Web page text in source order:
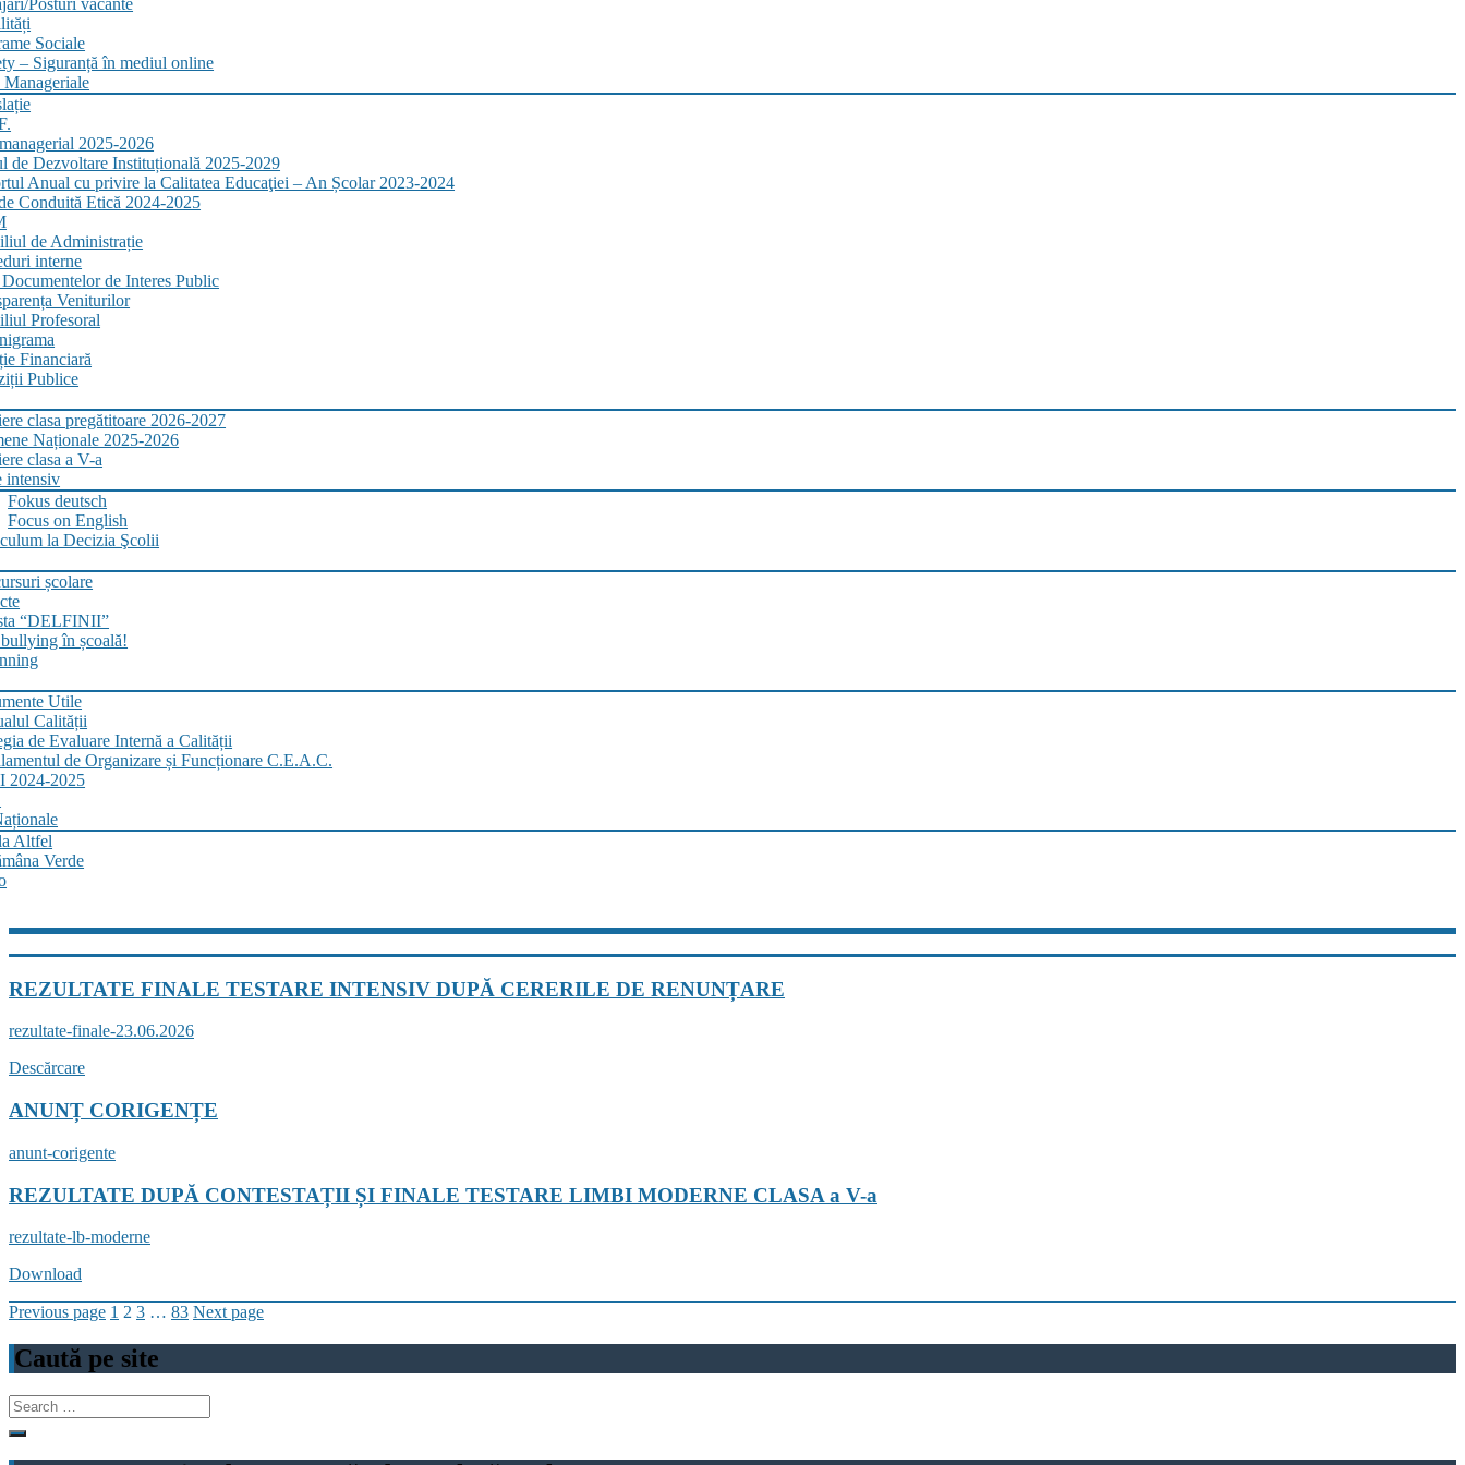
Posturi vacante
Sociale
– Siguranță în mediul online
2025-2026
de Dezvoltare Instituțională 2025-2029
Anual cu privire la Calitatea Educaţiei – An Școlar 2023-2024
Conduită Etică 2024-2025
de Administrație
interne
de Interes Public
Veniturilor
Profesoral
Financiară
Publice
clasa pregătitoare 2026-2027
Naționale 2025-2026
clasa a V-a
intensiv
Fokus deutsch
Focus on English
la Decizia Şcolii
școlare
“DELFINII”
în școală!
Utile
Calității
de Evaluare Internă a Calității
de Organizare și Funcționare C.E.A.C.
2024-2025
Altfel
Verde
REZULTATE FINALE TESTARE INTENSIV DUPĂ CERERILE DE RENUNȚARE
rezultate-finale-23.06.2026
Descărcare
ANUNȚ CORIGENȚE
anunt-corigente
REZULTATE DUPĂ CONTESTAȚII ȘI FINALE TESTARE LIMBI MODERNE CLASA a V-a
rezultate-lb-moderne
Download
Posts
pagination
Previous page Page
1 Page
2 Page
3 … Page
83 Next page
Caută pe site
Search
for: